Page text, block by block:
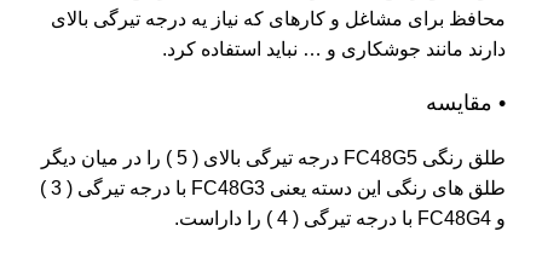
محافظ برای مشاغل و کارهای که نیاز یه درجه تیرگی بالای
دارند مانند جوشکاری و … نباید استفاده کرد.
• مقایسه
طلق رنگی FC48G5 درجه تیرگی بالای ( 5 ) را در میان دیگر
طلق های رنگی این دسته یعنی FC48G3 با درجه تیرگی ( 3 )
و FC48G4 با درجه تیرگی ( 4 ) را داراست.